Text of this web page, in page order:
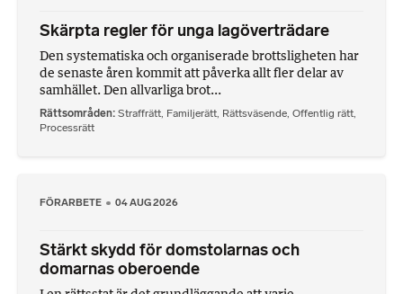
Skärpta regler för unga lagöverträdare
Den systematiska och organiserade brottsligheten har
de senaste åren kommit att påverka allt fler delar av
samhället. Den allvarliga brot...
Rättsområden Straffrätt, Familjerätt, Rättsväsende, Offentlig rätt,
Processrätt
FÖRARBETE 04 AUG 2026
Stärkt skydd för domstolarnas och
domarnas oberoende